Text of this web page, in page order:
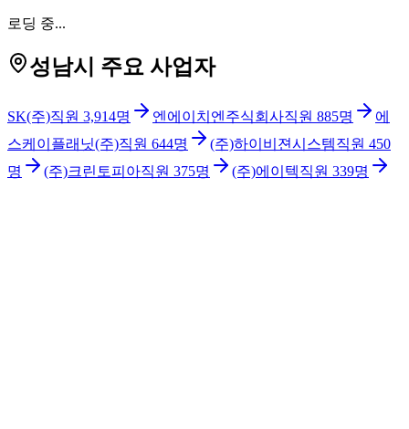
로딩 중...
성남시 주요 사업자
SK(주)직원 3,914명 엔에이치엔주식회사직원 885명
에
스케이플래닛(주)직원 644명 (주)하이비젼시스템직원 450
명
(주)크린토피아직원 375명 (주)에이텍직원 339명